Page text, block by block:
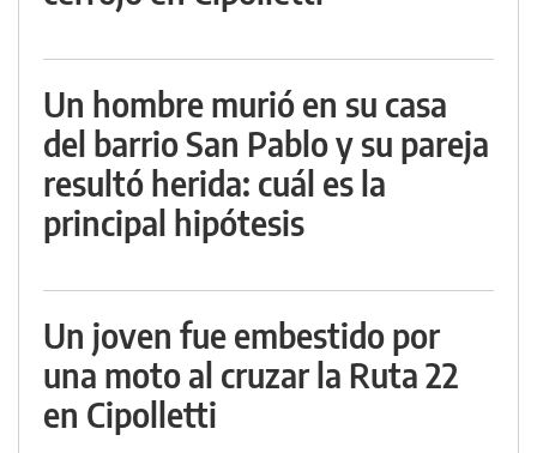
Un hombre murió en su casa
del barrio San Pablo y su pareja
resultó herida: cuál es la
principal hipótesis
Un joven fue embestido por
una moto al cruzar la Ruta 22
en Cipolletti